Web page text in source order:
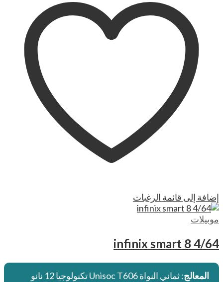
إضافة إلى قائمة الرغبات
موبيلات
infinix smart 8 4/64
المعالج: ثماني النواة Unisoc T606 تكنولوجيا 12 نانو